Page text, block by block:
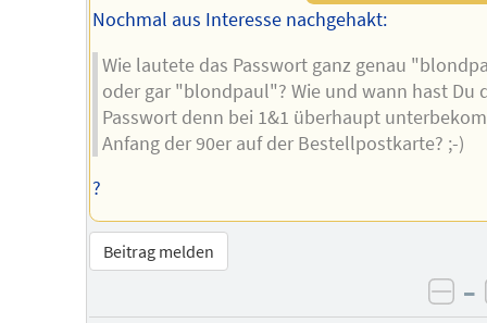
Nochmal aus Interesse nachgehakt:
Wie lautete das Passwort ganz genau
oder gar "blondpaul"? Wie und wann hast Du
Passwort denn bei 1&1 überhaupt
Anfang der 90er auf der Bestellpostkarte? ;-)
?
Beitrag melden
–